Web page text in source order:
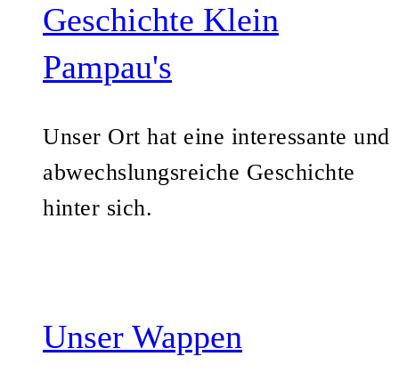
Geschichte Klein
Pampau's
Unser Ort hat eine interessante und
abwechslungsreiche Geschichte
hinter sich.
Unser Wappen